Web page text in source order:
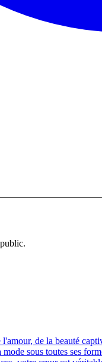
de la beauté
sous toutes ses